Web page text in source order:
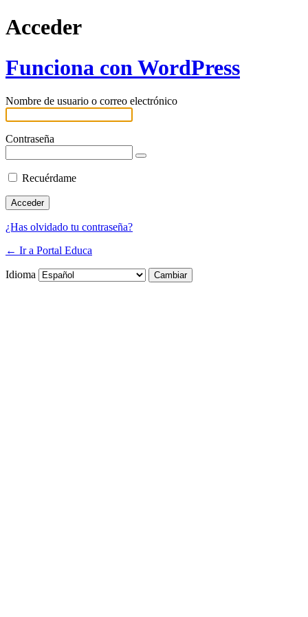
Acceder
Funciona con WordPress
Nombre de usuario o correo electrónico
Contraseña
Recuérdame
¿Has olvidado tu contraseña?
← Ir a Portal Educa
Idioma